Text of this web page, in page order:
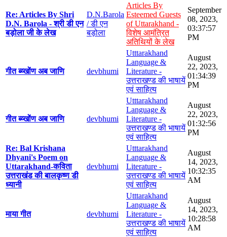
Re: Articles By Shri
D.N. Barola - श्री डी एन
बड़ोला जी के लेख
D.N.Barola
/ डी एन
बड़ोला
Articles By
Esteemed Guests
of Uttarakhand -
विशेष आमंत्रित
अतिथियों के लेख
September
08, 2023,
03:37:57
PM
गीत ब्य्खोंण अब जाणि devbhumi
Utttarakhand
Language &
Literature -
उत्तराखण्ड की भाषायें
एवं साहित्य
August
22, 2023,
01:34:39
PM
गीत ब्य्खोंण अब जाणि devbhumi
Utttarakhand
Language &
Literature -
उत्तराखण्ड की भाषायें
एवं साहित्य
August
22, 2023,
01:32:56
PM
Re: Bal Krishana
Dhyani's Poem on
Uttarakhand-कविता
उत्तराखंड की बालकृष्ण डी
ध्यानी
devbhumi
Utttarakhand
Language &
Literature -
उत्तराखण्ड की भाषायें
एवं साहित्य
August
14, 2023,
10:32:35
AM
माया गीत devbhumi
Utttarakhand
Language &
Literature -
उत्तराखण्ड की भाषायें
एवं साहित्य
August
14, 2023,
10:28:58
AM